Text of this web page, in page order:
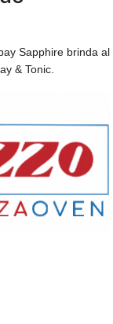
Sapphire brinda al
& Tonic.